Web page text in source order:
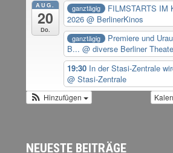
AUG.
20
Do.
ganztägig
FILMSTARTS IM
2026@ BerlinerKinos
ganztägig
Premiere und
B...@ diverse Berliner
19:30 In der Stasi-Zentrale
@ Stasi-Zentrale
Hinzufügen
NEUESTE BEITRÄGE